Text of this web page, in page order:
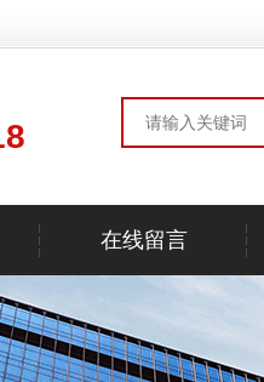
在线留言